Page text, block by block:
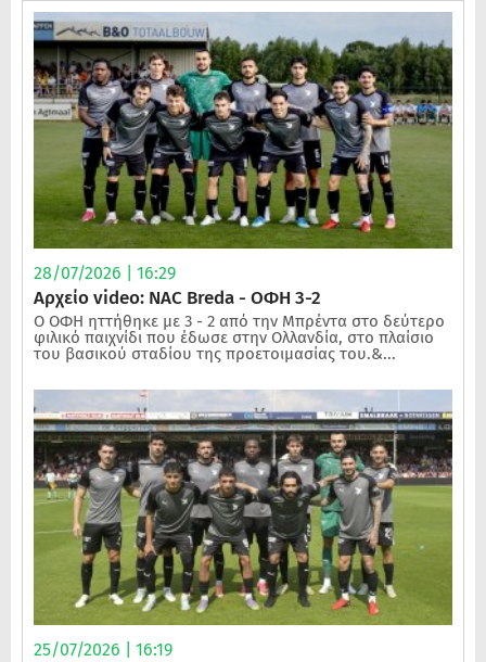
28/07/2026 | 16:29
Αρχείο video: NAC Breda - ΟΦΗ 3-2
Ο ΟΦΗ ηττήθηκε με 3 - 2 από την Μπρέντα στο δεύτερο
φιλικό παιχνίδι που έδωσε στην Ολλανδία, στο πλαίσιο
του βασικού σταδίου της προετοιμασίας του.&...
25/07/2026 | 16:19